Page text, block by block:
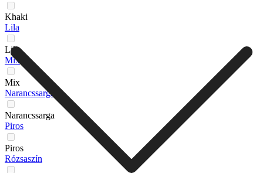
Khaki
Lila
Lila
Mix
Mix
Narancssarga
Narancssarga
Piros
Piros
Rózsaszín